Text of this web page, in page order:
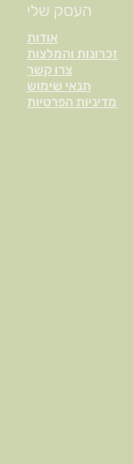
אודות
זכרונות והמלצות
צרו קשר
תנאי שימוש
מדיניות הפרטיות
העסק שלי